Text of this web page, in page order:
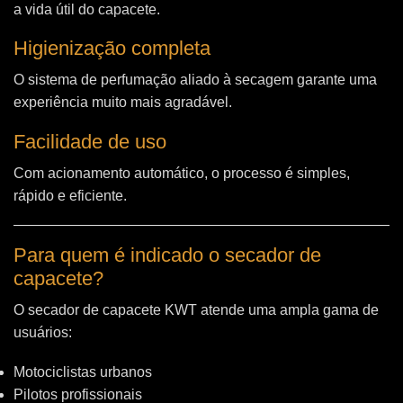
a vida útil do capacete.
Higienização completa
O sistema de perfumação aliado à secagem garante uma
experiência muito mais agradável.
Facilidade de uso
Com acionamento automático, o processo é simples,
rápido e eficiente.
Para quem é indicado o secador de
capacete?
O secador de capacete KWT atende uma ampla gama de
usuários:
Motociclistas urbanos
Pilotos profissionais